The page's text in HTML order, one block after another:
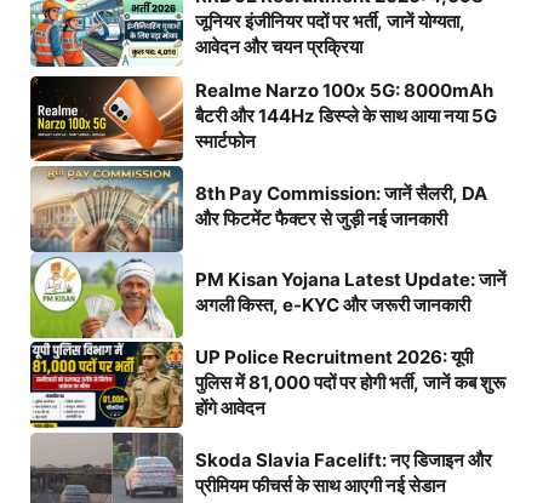
जूनियर इंजीनियर पदों पर भर्ती, जानें योग्यता,
आवेदन और चयन प्रक्रिया
Realme Narzo 100x 5G: 8000mAh
बैटरी और 144Hz डिस्प्ले के साथ आया नया 5G
स्मार्टफोन
8th Pay Commission: जानें सैलरी, DA
और फिटमेंट फैक्टर से जुड़ी नई जानकारी
PM Kisan Yojana Latest Update: जानें
अगली किस्त, e-KYC और जरूरी जानकारी
UP Police Recruitment 2026: यूपी
पुलिस में 81,000 पदों पर होगी भर्ती, जानें कब शुरू
होंगे आवेदन
Skoda Slavia Facelift: नए डिजाइन और
प्रीमियम फीचर्स के साथ आएगी नई सेडान